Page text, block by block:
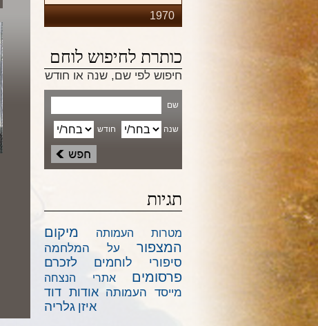
1970
כותרת לחיפוש לוחם
חיפוש לפי שם, שנה או חודש
שם
שנה חודש
תגיות
מטרות העמותה
מיקום
המצפור
על המלחמה
סיפורי לוחמים לזכרם
פרסומים אתרי הנצחה
מייסד העמותה אודות דוד
איזן גלריה